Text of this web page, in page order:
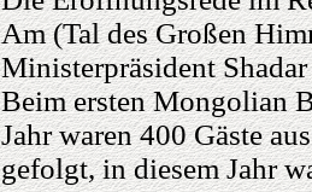
Am (Tal des Großen
Ministerpräsident
Beim ersten Mongolian
Jahr waren 400 Gäste
gefolgt, in diesem Jahr